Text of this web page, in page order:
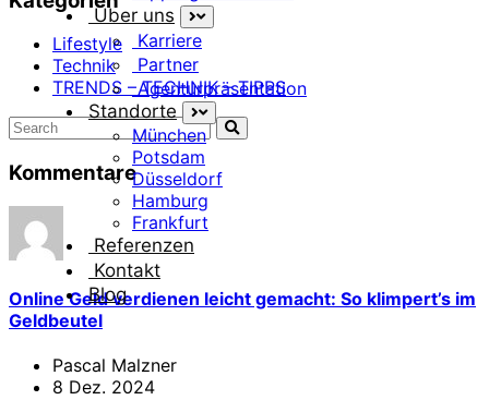
Über uns
Karriere
Partner
Agenturpräsentation
Standorte
München
Potsdam
Düsseldorf
Hamburg
Frankfurt
Referenzen
Kontakt
Blog
Lifestyle
Technik
TRENDS – TECHNIK – TIPPS
Kommentare
Online Geld verdienen leicht gemacht: So klimpert’s im
Geldbeutel
Pascal Malzner
8 Dez. 2024